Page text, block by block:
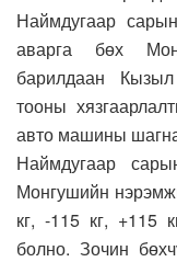
Наймдугаар
аварга бөх
барилдаан
тооны
авто машины
Наймдугаар
Монгушийн
кг, -115 кг, +115
болно. Зочин